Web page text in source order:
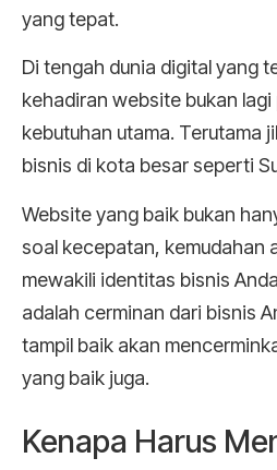
yang tepat.
Di tengah dunia digital yang
kehadiran website bukan
kebutuhan utama. Terutama
bisnis di kota besar seperti
Website yang baik bukan
soal kecepatan, kemudahan
mewakili identitas bisnis
adalah cerminan dari bisnis
tampil baik akan
yang baik juga.
Kenapa Harus